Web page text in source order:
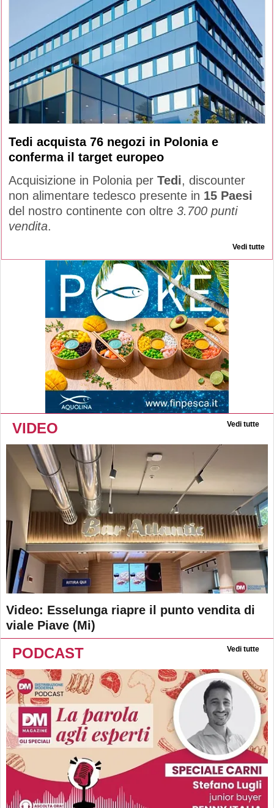
Tedi acquista 76 negozi in Polonia e
conferma il target europeo
Acquisizione in Polonia per Tedi, discounter
non alimentare tedesco presente in 15 Paesi
del nostro continente con oltre 3.700 punti
vendita.
Vedi tutte
VIDEO Vedi tutte
Video: Esselunga riapre il punto vendita di
viale Piave (Mi)
PODCAST Vedi tutte